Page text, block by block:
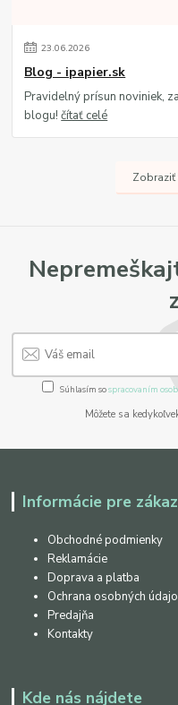
23.06.2026
Blog - ipapier.sk
Pravidelný prísun noviniek,
blogu!čítať celé
Zobraziť
Súhlasím sospracovaním
Môžete sa
Informácie pre
Obchodné podmienky
Reklamácie
Doprava a platba
Ochrana osobných
Predajňa
Kontakty
Kde nás nájdete